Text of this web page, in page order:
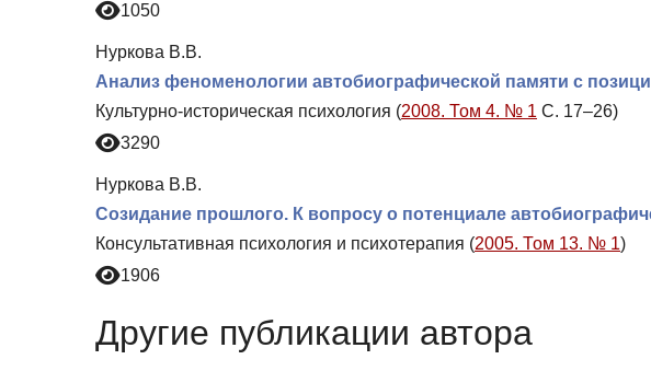
1050
Нуркова В.В.
Анализ феноменологии автобиографической памяти с
Культурно-историческая психология (2008. Том 4. № 1 С. 17–26)
3290
Нуркова В.В.
Созидание прошлого. К вопросу о потенциале
Консультативная психология и психотерапия (2005. Том 13. № 1)
1906
Другие публикации автора